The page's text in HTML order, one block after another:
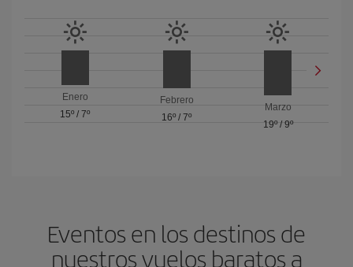
Enero
15º /7º
Febrero
16º / 7º
Marzo
19º/ 9º
Eventos en los destinos de
nuestros vuelos baratos a